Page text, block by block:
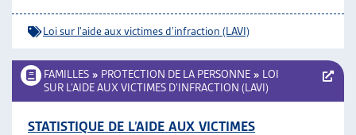
Loi sur l'aide aux victimes d'infraction (LAVI)
FAMILLES » PROTECTION DE LA PERSONNE » LOI
SUR L’AIDE AUX VICTIMES D’INFRACTION (LAVI)
STATISTIQUE DE L’AIDE AUX VICTIMES